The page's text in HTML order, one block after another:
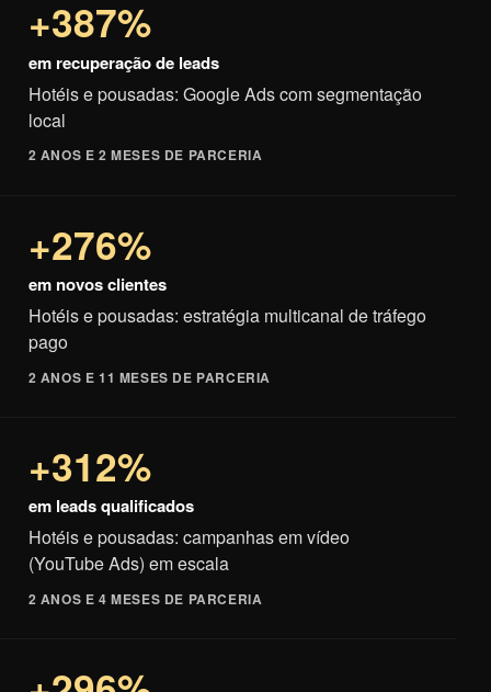
+387%
em recuperação de leads
Hotéis e pousadas: Google Ads com segmentação
local
2 ANOS E 2 MESES DE PARCERIA
+276%
em novos clientes
Hotéis e pousadas: estratégia multicanal de tráfego
pago
2 ANOS E 11 MESES DE PARCERIA
+312%
em leads qualificados
Hotéis e pousadas: campanhas em vídeo
(YouTube Ads) em escala
2 ANOS E 4 MESES DE PARCERIA